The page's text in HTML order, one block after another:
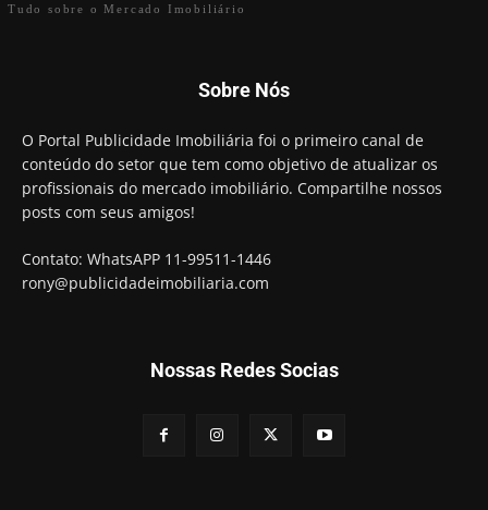
Tudo sobre o Mercado Imobiliário
Sobre Nós
O Portal Publicidade Imobiliária foi o primeiro canal de
conteúdo do setor que tem como objetivo de atualizar os
profissionais do mercado imobiliário. Compartilhe nossos
posts com seus amigos!
Contato: WhatsAPP 11-99511-1446
rony@publicidadeimobiliaria.com
Nossas Redes Socias